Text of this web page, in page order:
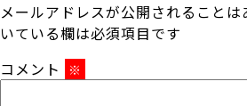
メールアドレスが公開されることは
いている欄は必須項目です
コメント
※